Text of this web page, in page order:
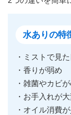
水ありの特
・ミストで見
・香りが弱め
・雑菌やカビ
・お手入れが
・オイル消費